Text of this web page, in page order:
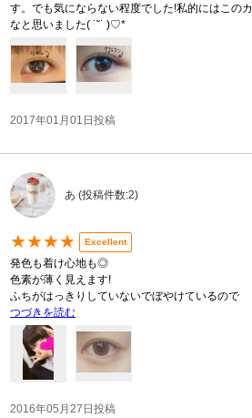
す。でも気にならない程度でした!私的にはこの
なと思いました( ˙˘˙ )♡*
2017年01月01日投稿
あ (投稿件数:2)
★★★★ Excellent
発色も着け心地も◎
色素が薄く見えます!
ふちがはっきりしていないでぼやけているので
つづきを読む
2016年05月27日投稿